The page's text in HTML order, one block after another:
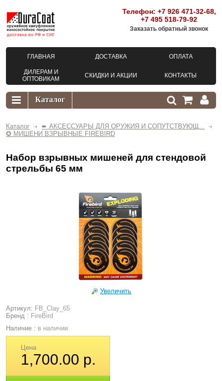
Телефон: +7 926 471-32-68,
+7 495 518-79-92
Заказать обратный звонок
ГЛАВНАЯ ДОСТАВКА ОПЛАТА
ДИЛЕРАМ И
ОПТОВИКАМ
СКИДКИ И АКЦИИ КОНТАКТЫ
Каталог
➨ АКСЕССУАРЫ ДЛЯ ОРУЖИЯ И СОПУТСТВУЮЩ...
✪ МИШЕНИ ВЗРЫВНЫЕ FIREBIRD
Набор взрывных мишеней для стендовой
стрельбы 65 мм
Увеличить
Артикул: FB_Clay_65
Бренд : FireBird
Наличие : в наличии
Цена
1,700.00 р.